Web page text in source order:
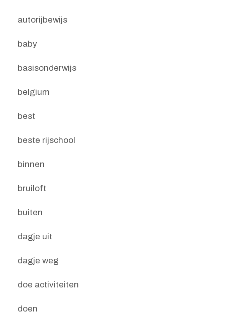
autorijbewijs
baby
basisonderwijs
belgium
best
beste rijschool
binnen
bruiloft
buiten
dagje uit
dagje weg
doe activiteiten
doen